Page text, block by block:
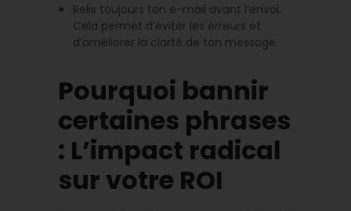
Relis toujours ton e-mail avant l’envoi.
Cela permet d’éviter les erreurs et
d’améliorer la clarté de ton message.
Pourquoi bannir
certaines phrases
: L’impact radical
sur votre ROI